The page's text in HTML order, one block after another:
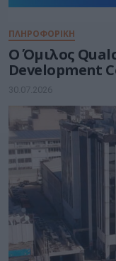
ΠΛΗΡΟΦΟΡΙΚΗ
Ο Όμιλος
Development
30.07.2026